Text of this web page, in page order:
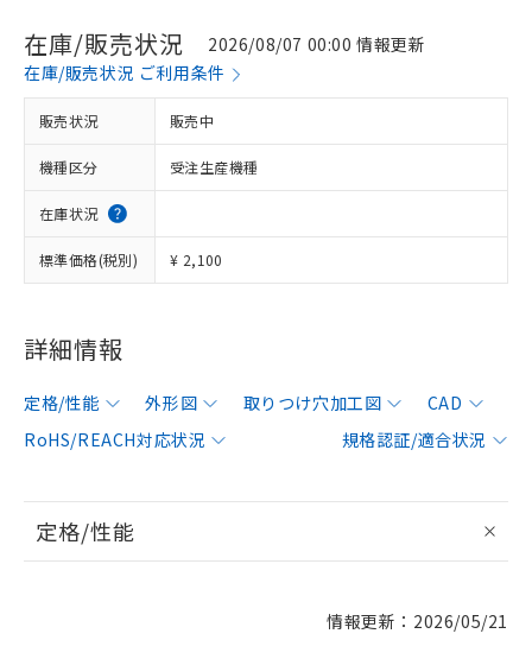
在庫/販売状況
2026/08/07 00:00 情報更新
在庫/販売状況 ご利用条件
販売状況 販売中
機種区分 受注生産機種
在庫状況
標準価格(税別) ¥ 2,100
詳細情報
定格/性能 外形図 取りつけ穴加工図
CAD
RoHS/REACH対応状況
規格認証/適合状況
定格/性能
情報更新：2026/05/21